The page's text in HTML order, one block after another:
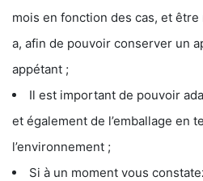
mois en fonction des cas, et
a, afin de pouvoir conserver un
appétant ;
Il est important de pouvoir
et également de l’emballage en
l’environnement ;
Si à un moment vous